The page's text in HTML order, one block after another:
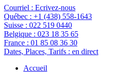
Courriel : Ecrivez-nous
Québec : +1 (438) 558-1643
Suisse : 022 519 0440
Belgique : 023 18 35 65
France : 01 85 08 36 30
Dates, Places, Tarifs : en direct
Accueil